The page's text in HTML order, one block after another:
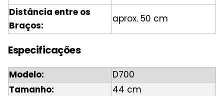
Distância entre os
Braços:
aprox. 50 cm
Especificações
Modelo:
D700
Tamanho:
44 cm